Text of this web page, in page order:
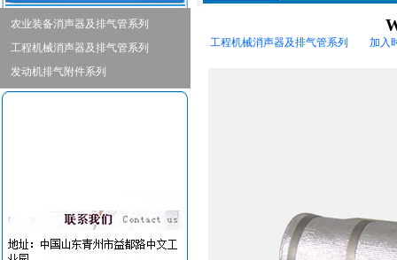
农业装备消声器及排气管系列
工程机械消声器及排气管系列
发动机排气附件系列
工程机械消声器及排气管系列 加